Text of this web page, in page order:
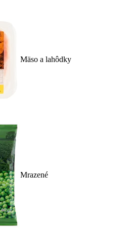
Mäso a lahôdky
Mrazené